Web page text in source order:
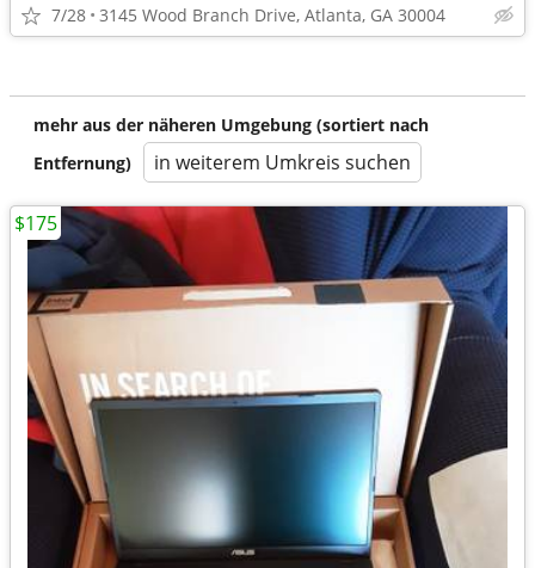
7/28 3145 Wood Branch Drive, Atlanta, GA 30004
mehr aus der näheren Umgebung (sortiert nach
Entfernung)
in weiterem Umkreis suchen
$175